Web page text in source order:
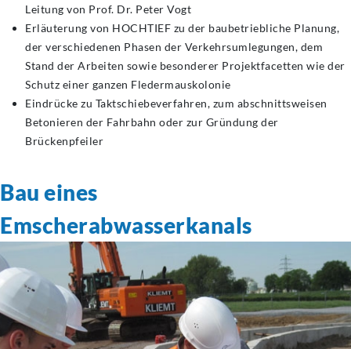
Leitung von Prof. Dr. Peter Vogt
Erläuterung von HOCHTIEF zu der baubetriebliche Planung,
der verschiedenen Phasen der Verkehrsumlegungen, dem
Stand der Arbeiten sowie besonderer Projektfacetten wie der
Schutz einer ganzen Fledermauskolonie
Eindrücke zu Taktschiebeverfahren, zum abschnittsweisen
Betonieren der Fahrbahn oder zur Gründung der
Brückenpfeiler
Bau eines
Emscherabwasserkanals